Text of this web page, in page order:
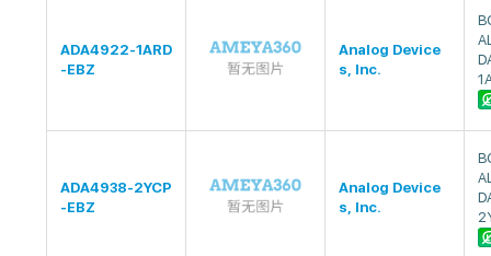
ADA4922-1ARD
-EBZ
Analog Device
s, Inc.
ADA4938-2YCP
-EBZ
Analog Device
s, Inc.